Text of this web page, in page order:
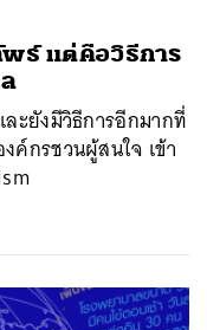
พธ์ แต่คือวิธีการ
ะยังมีวิธีการอีกมากที่
ค์กรชวนผู้สนใจ เข้า